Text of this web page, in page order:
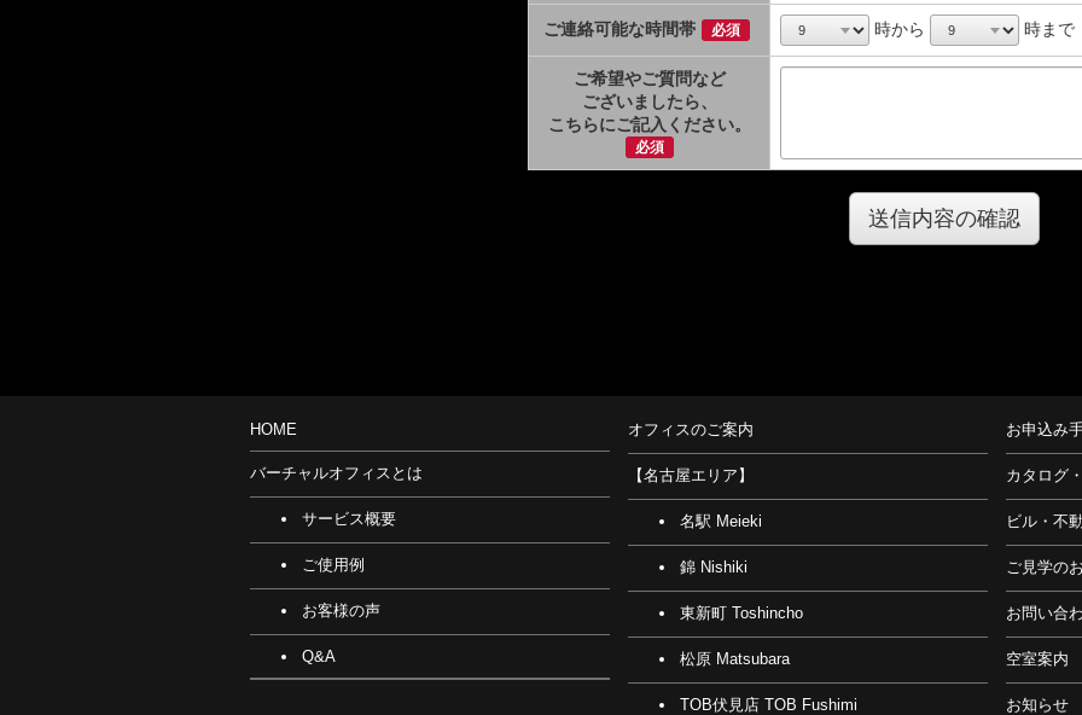
ご連絡可能な時間帯 必須 時から 時まで
ご希望やご質問など
ございましたら、
こちらにご記入ください。
必須
HOME
バーチャルオフィスとは
サービス概要
ご使用例
お客様の声
Q&A
オフィスのご案内
【名古屋エリア】
名駅 Meieki
錦 Nishiki
東新町 Toshincho
松原 Matsubara
TOB伏見店 TOB Fushimi
お申込み
カタログ
ビル・不
ご見学の
お問い合
空室案内
お知らせ